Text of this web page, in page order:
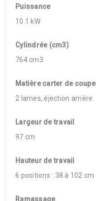
Puissance
10.1 kW
Cylindrée (cm3)
764 cm3
Matière carter de coupe
2 lames, éjection arrière
Largeur de travail
97 cm
Hauteur de travail
6 positions : 38 à 102 cm
Ramassage